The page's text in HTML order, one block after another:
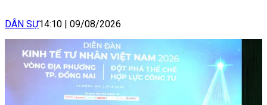
DÂN SỰ14:10 09/08/2026